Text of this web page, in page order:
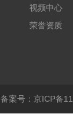
视频中心
荣誉资质
备案号：京ICP备